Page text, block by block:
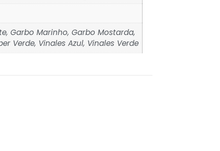
Garbo Marinho, Garbo Mostarda,
Verde, Vinales Azul, Vinales Verde